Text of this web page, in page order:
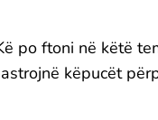
po ftoni në këtë
këpucët